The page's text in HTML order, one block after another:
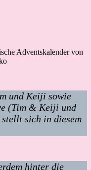
und Keiji sowie
(Tim & Keiji und
sich in diesem
hinter die